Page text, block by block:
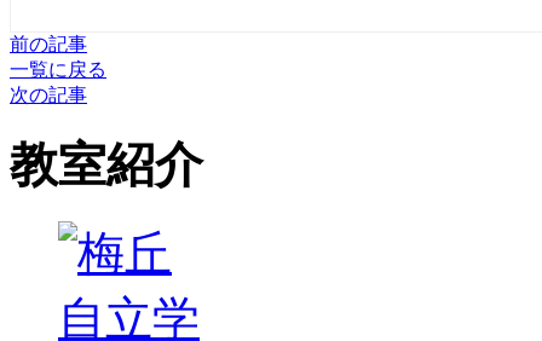
前の記事
一覧に戻る
次の記事
教室紹介